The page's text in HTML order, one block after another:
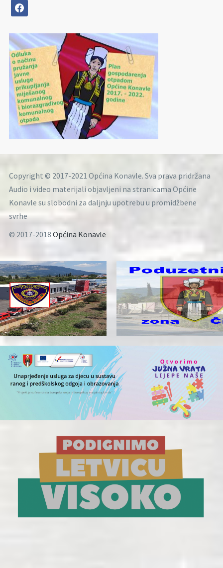
facebook
Copyright © 2017-2021 Općina Konavle. Sva prava pridržana
Audio i video materijali objavljeni na stranicama Općine
Konavle su slobodni za daljnju upotrebu u promidžbene
svrhe
© 2017-2018 Općina Konavle